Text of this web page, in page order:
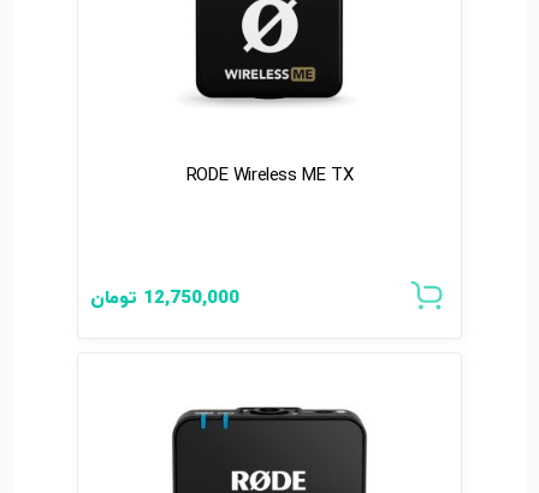
RODE Wireless ME TX
12,750,000 تومان